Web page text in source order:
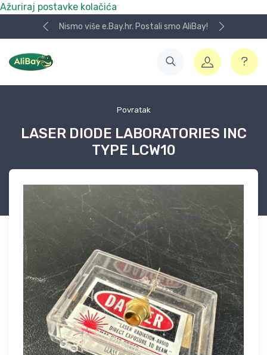
Ažuriraj postavke kolačića
Nismo više e.Bay.hr. Postali smo AliBay!
Povratak
LASER DIODE LABORATORIES INC
TYPE LCW10